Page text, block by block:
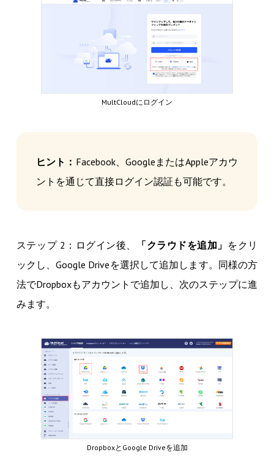
MultCloudにログイン
ヒント： Facebook、GoogleまたはAppleアカウ
ントを通じて直接ログイン認証も可能です。
ステップ 2：ログイン後、 「クラウドを追加」 をクリ
ックし、Google Driveを選択して追加します。同様の方
法でDropboxもアカウントで追加し、次のステップに進
みます。
DropboxとGoogle Driveを追加